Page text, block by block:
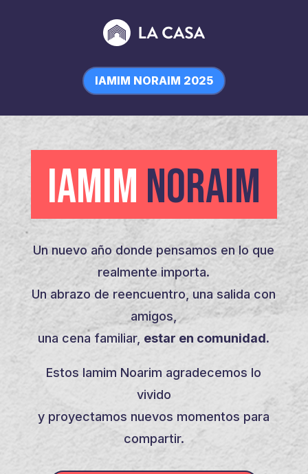
IAMIM NORAIM 2025
IAMIM NORAIM
Un nuevo año donde pensamos en lo que
realmente importa.
Un abrazo de reencuentro, una salida con
amigos,
una cena familiar, estar en comunidad.
Estos Iamim Noarim agradecemos lo
vivido
y proyectamos nuevos momentos para
compartir.